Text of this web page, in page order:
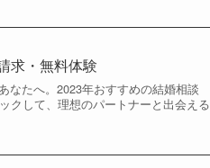
求・無料体験
なたへ。2023年おすすめの結婚相談
クして、理想のパートナーと出会える